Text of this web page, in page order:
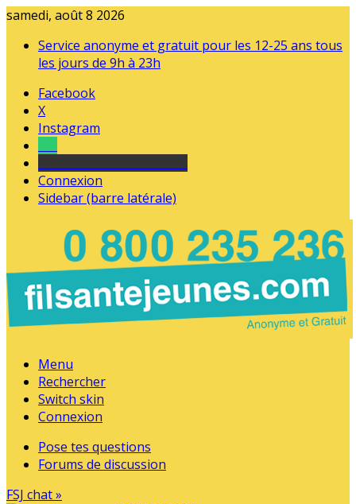
samedi, août 8 2026
Service anonyme et gratuit pour les 12-25 ans tous
les jours de 9h à 23h
Facebook
X
Instagram
Connexion
Sidebar (barre latérale)
Menu
Rechercher
Switch skin
Connexion
Pose tes questions
Forums de discussion
FSJ chat »